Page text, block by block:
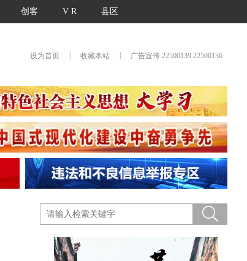
创客 V R 县区
设为首页 收藏本站 广告宣传 22500139 22500136